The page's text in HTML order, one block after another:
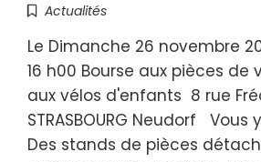
Actualités
Le Dimanche 26 novembre
16 h00 Bourse aux pièces de
aux vélos d'enfants 8 rue
STRASBOURG Neudorf Vous
Des stands de pièces